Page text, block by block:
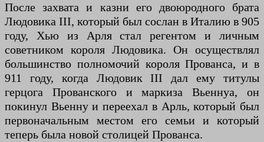
После захвата и казни его двоюродного брата
Людовика III, который был сослан в Италию в 905
году, Хью из Арля стал регентом и личным
советником короля Людовика. Он осуществлял
большинство полномочий короля Прованса, и в
911 году, когда Людовик III дал ему титулы
герцога Прованского и маркиза Вьеннуа, он
покинул Вьенну и переехал в Арль, который был
первоначальным местом его семьи и который
теперь была новой столицей Прованса.